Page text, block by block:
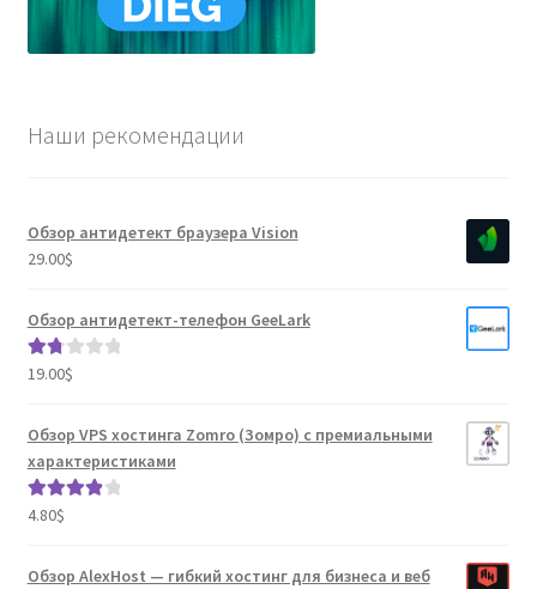
Наши рекомендации
Обзор антидетект браузера Vision
29.00$
Обзор антидетект-телефон GeeLark
Оце
1.80
19.00$
Обзор VPS хостинга Zomro (Зомро) с премиальными
характеристиками
Оценка
4.80$
Обзор AlexHost — гибкий хостинг для бизнеса и веб